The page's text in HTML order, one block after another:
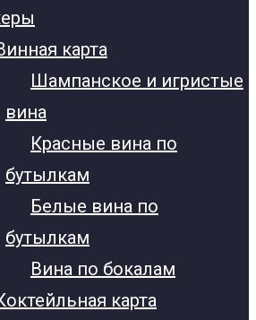
карта
Шампанское и игристые
вина
Красные вина по
бутылкам
Белые вина по
бутылкам
Вина по бокалам
карта